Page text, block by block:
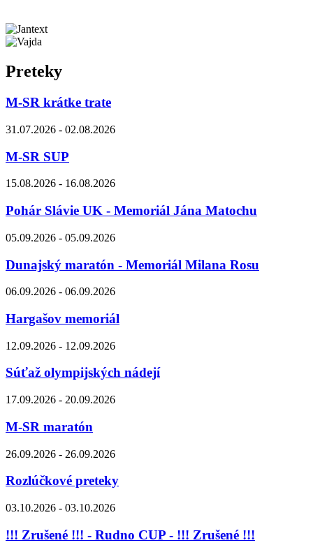
Preteky
M-SR krátke trate
31.07.2026 - 02.08.2026
M-SR SUP
15.08.2026 - 16.08.2026
Pohár Slávie UK - Memoriál Jána Matochu
05.09.2026 - 05.09.2026
Dunajský maratón - Memoriál Milana Rosu
06.09.2026 - 06.09.2026
Hargašov memoriál
12.09.2026 - 12.09.2026
Súťaž olympijských nádejí
17.09.2026 - 20.09.2026
M-SR maratón
26.09.2026 - 26.09.2026
Rozlúčkové preteky
03.10.2026 - 03.10.2026
!!! Zrušené !!! - Rudno CUP - !!! Zrušené !!!